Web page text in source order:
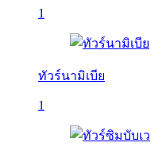
1
ทัวร์นามิเบีย
1